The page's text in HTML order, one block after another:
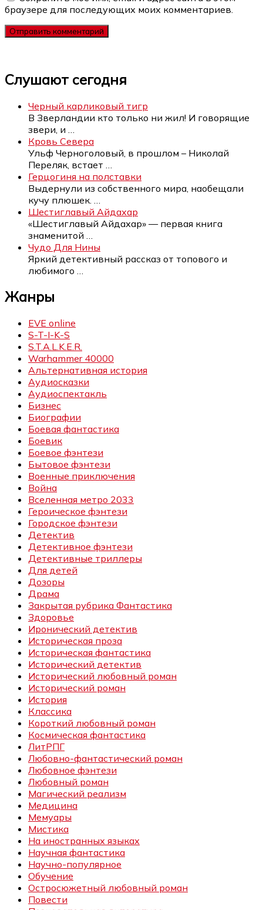
браузере для последующих моих комментариев.
Слушают сегодня
Черный карликовый тигр
В Зверландии кто только ни жил! И говорящие
звери, и
Кровь Севера
Ульф Черноголовый, в прошлом – Николай
Переляк, встает
Герцогиня на полставки
Выдернули из собственного мира, наобещали
кучу плюшек.
Шестиглавый Айдахар
«Шестиглавый Айдахар» — первая книга
знаменитой
Чудо Для Нины
Яркий детективный рассказ от топового и
любимого
Жанры
EVE online
S-T-I-K-S
S.T.A.L.K.E.R.
Warhammer 40000
Альтернативная история
Аудиосказки
Аудиоспектакль
Бизнес
Биографии
Боевая фантастика
Боевик
Боевое фэнтези
Бытовое фэнтези
Военные приключения
Война
Вселенная метро 2033
Героическое фэнтези
Городское фэнтези
Детектив
Детективное фэнтези
Детективные триллеры
Для детей
Дозоры
Драма
Закрытая рубрика Фантастика
Здоровье
Иронический детектив
Историческая проза
Историческая фантастика
Исторический детектив
Исторический любовный роман
Исторический роман
История
Классика
Короткий любовный роман
Космическая фантастика
ЛитРПГ
Любовно-фантастический роман
Любовное фэнтези
Любовный роман
Магический реализм
Медицина
Мемуары
Мистика
На иностранных языках
Научная фантастика
Научно-популярное
Обучение
Остросюжетный любовный роман
Повести